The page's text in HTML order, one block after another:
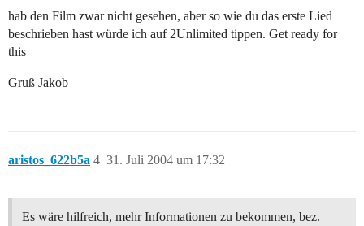
hab den Film zwar nicht gesehen, aber so wie du das erste Lied
beschrieben hast würde ich auf 2Unlimited tippen. Get ready for
this
Gruß Jakob
aristos_622b5a 31. Juli 2004 um 17:32
4
Es wäre hilfreich, mehr Informationen zu bekommen, bez.